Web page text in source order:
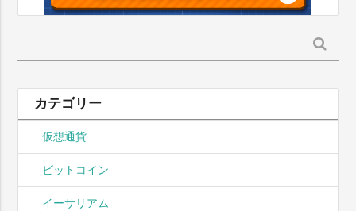
索:
カテゴリー
仮想通貨
ビットコイン
イーサリアム